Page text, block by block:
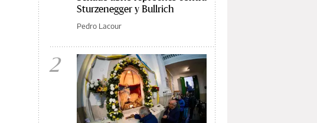
Sturzenegger y Bullrich
Pedro Lacour
2